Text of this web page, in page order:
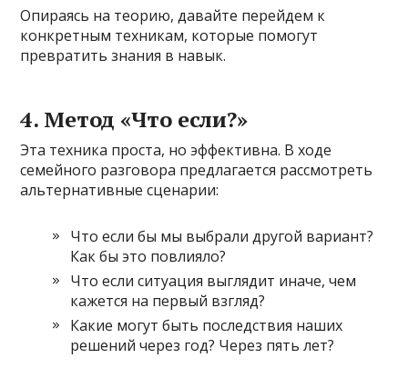
Опираясь на теорию, давайте перейдем к
конкретным техникам, которые помогут
превратить знания в навык.
4. Метод «Что если?»
Эта техника проста, но эффективна. В ходе
семейного разговора предлагается рассмотреть
альтернативные сценарии:
Что если бы мы выбрали другой вариант?
Как бы это повлияло?
Что если ситуация выглядит иначе, чем
кажется на первый взгляд?
Какие могут быть последствия наших
решений через год? Через пять лет?